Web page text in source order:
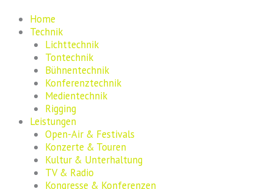
Inhalt
springen
Home
Technik
Lichttechnik
Tontechnik
Bühnentechnik
Konferenztechnik
Medientechnik
Rigging
Leistungen
Open-Air & Festivals
Konzerte & Touren
Kultur & Unterhaltung
TV & Radio
Kongresse & Konferenzen